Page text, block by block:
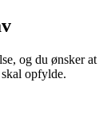
og du ønsker at
opfylde.